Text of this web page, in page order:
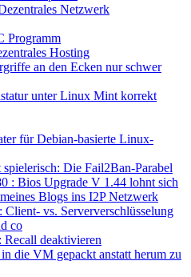
Netzwerk
Programm
Hosting
an den Ecken nur schwer
unter Linux Mint korrekt
für Debian-basierte Linux-
Die Fail2Ban-Parabel
: Bios Upgrade V 1.44 lohnt sich
Blogs ins I2P Netzwerk
Client- vs. Serververschlüsselung
co
Recall deaktivieren
die VM gepackt anstatt herum zu